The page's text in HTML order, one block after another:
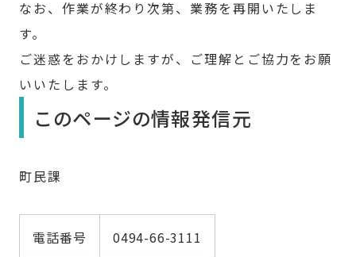
なお、作業が終わり次第、業務を再開いたしま
す。
ご迷惑をおかけしますが、ご理解とご協力をお願
いいたします。
このページの情報発信元
町民課
電話番号 0494-66-3111